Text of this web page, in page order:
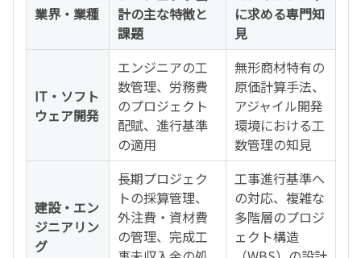
業界・業種
計の主な特徴と
課題
に求める専門知
見
IT・ソフト
ウェア開発
エンジニアの工
数管理、労務費
のプロジェクト
配賦、進行基準
の適用
無形商材特有の
原価計算手法、
アジャイル開発
環境における工
数管理の知見
建設・エン
ジニアリン
グ
長期プロジェク
トの採算管理、
外注費・資材費
の管理、完成工
工事進行基準へ
の対応、複雑な
多階層のプロジ
ェクト構造